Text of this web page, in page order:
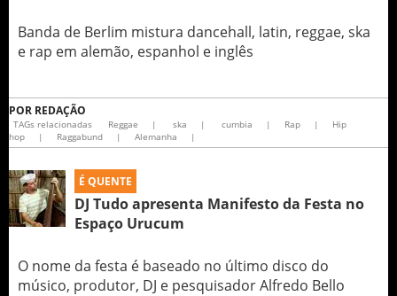
Banda de Berlim mistura dancehall, latin, reggae, ska
e rap em alemão, espanhol e inglês
POR REDAÇÃO
TAGs relacionadas Reggae | ska | cumbia | Rap |
Hip
hop
| Raggabund | Alemanha |
É QUENTE
DJ Tudo apresenta Manifesto da Festa no
Espaço Urucum
O nome da festa é baseado no último disco do
músico, produtor, DJ e pesquisador Alfredo Bello